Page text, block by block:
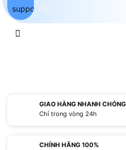
GIAO HÀNG NHANH CHÓNG
Chỉ trong vòng 24h
CHÍNH HÃNG 100%